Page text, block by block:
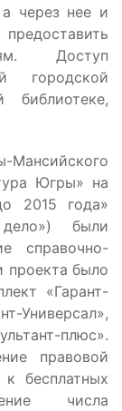
через нее и
Доступ
городской
библиотеке,
Мансийского
Югры» на
2015 года»
дело») были
справочно-
проекта было
«Гарант-
плюс».
правовой
бесплатных
числа